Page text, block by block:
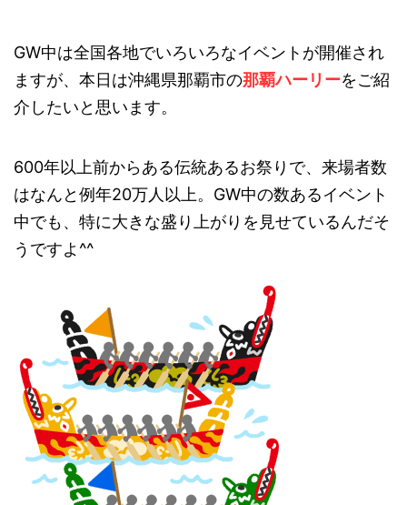
GW中は全国各地でいろいろなイベントが開催され
ますが、本日は沖縄県那覇市の那覇ハーリーをご紹
介したいと思います。
600年以上前からある伝統あるお祭りで、来場者数
はなんと例年20万人以上。GW中の数あるイベント
中でも、特に大きな盛り上がりを見せているんだそ
うですよ^^